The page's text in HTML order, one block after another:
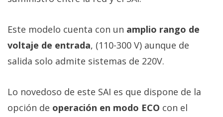
Este modelo cuenta con un amplio rango de
voltaje de entrada, (110-300 V) aunque de
salida solo admite sistemas de 220V.
Lo novedoso de este SAI es que dispone de la
opción de operación en modo ECO con el